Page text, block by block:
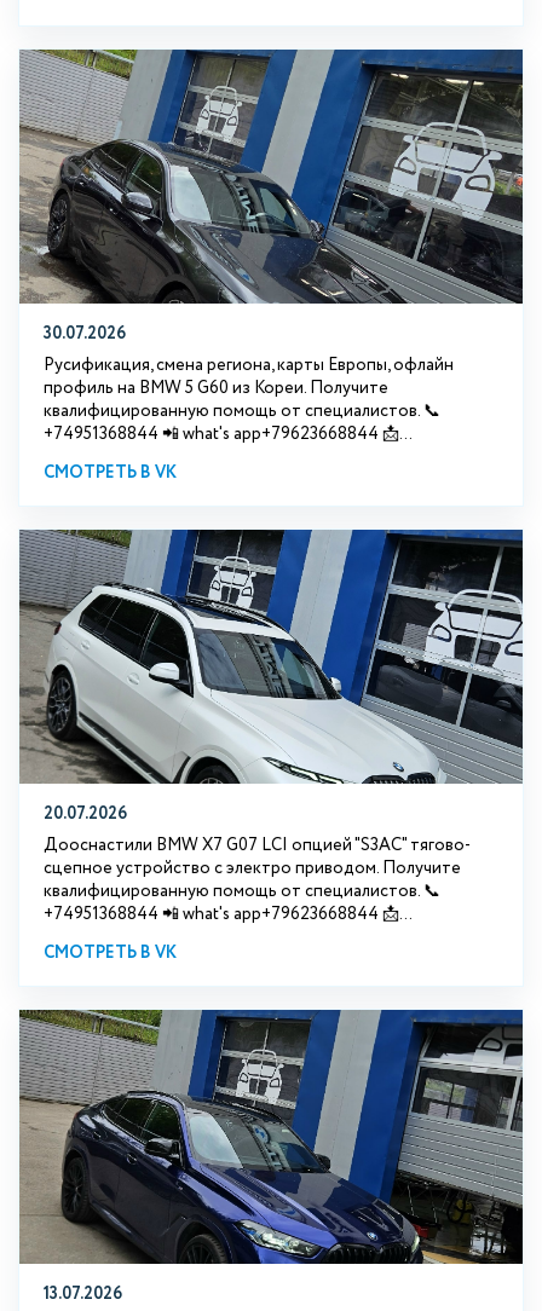
30.07.2026
Русификация, смена региона, карты Европы, офлайн
профиль на BMW 5 G60 из Кореи. Получите
квалифицированную помощь от специалистов. 📞
+74951368844 📲 what's app+79623668844 📩...
СМОТРЕТЬ В VK
20.07.2026
Дооснастили BMW Х7 G07 LCI опцией "S3АС" тягово-
сцепное устройство с электро приводом. Получите
квалифицированную помощь от специалистов. 📞
+74951368844 📲 what's app+79623668844 📩...
СМОТРЕТЬ В VK
13.07.2026